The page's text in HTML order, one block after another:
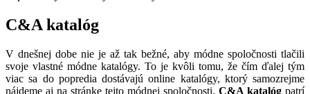
C&A katalóg
V dnešnej dobe nie je až tak bežné, aby módne spoločnosti tlačili
svoje vlastné módne katalógy. To je kvôli tomu, že čím ďalej tým
viac sa do popredia dostávajú online katalógy, ktorý samozrejme
nájdeme aj na stránke tejto módnej spoločnosti. C&A katalóg patrí